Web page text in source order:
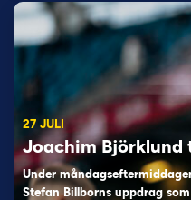
27 JULI
Joachim Björklund
Under
Stefan Billborns uppdrag